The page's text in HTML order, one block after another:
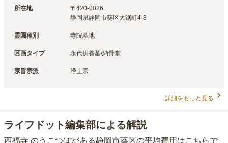
所在地 〒 420-0026
静岡県静岡市葵区大鋸町4-8
霊園種別 寺院墓地
区画タイプ 永代供養墓/納骨堂
宗旨宗派 浄土宗
詳細をもっと見る
ライフドット編集部による解説
西福寺 のうこつぼがある静岡市葵区の平均費用はこちらで